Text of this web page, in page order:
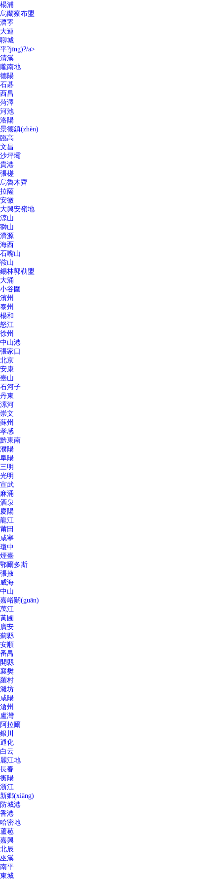
楊浦
烏蘭察布盟
濟寧
大連
聊城
平?jīng)?/a>
清溪
隴南地
德陽
石碁
西昌
菏澤
河池
洛陽
景德鎮(zhèn)
臨高
文昌
沙坪壩
貴港
張槎
烏魯木齊
拉薩
安徽
大興安嶺地
涼山
獅山
濟源
海西
石嘴山
鞍山
錫林郭勒盟
大涌
小谷圍
濱州
泰州
楊和
怒江
徐州
中山港
張家口
北京
安康
臺山
石河子
丹東
漯河
崇文
蘇州
孝感
黔東南
濮陽
阜陽
三明
光明
宣武
麻涌
酒泉
慶陽
龍江
莆田
咸寧
瓊中
煙臺
鄂爾多斯
張掖
威海
中山
嘉峪關(guān)
萬江
黃圃
廣安
薊縣
安順
番禺
開縣
襄樊
羅村
濰坊
咸陽
滄州
盧灣
阿拉爾
銀川
通化
白云
麗江地
長春
衡陽
浙江
新鄉(xiāng)
防城港
香港
哈密地
蘆苞
嘉興
北辰
巫溪
南平
東城